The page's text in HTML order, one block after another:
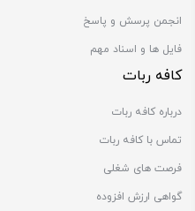
انجمن پرسش و پاسخ
فایل ها و اسناد مهم
کافه ربات
درباره کافه ربات
تماس با کافه ربات
فرصت های شغلی
گواهی ارزش افزوده